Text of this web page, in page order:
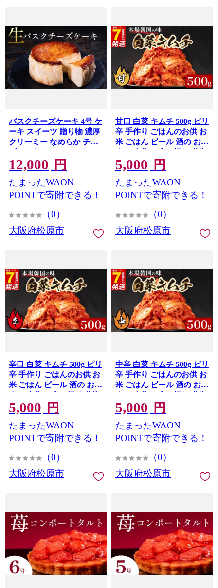
バスクチーズケーキ 4号 ケ
ーキ スイーツ 贈り物 濃厚
クリーミー なめらか チー
ズケーキ ホールケーキ デ
ザート 洋菓子 おやつ お取
り寄せ ギフト プレゼント
誕生日 記念日 パーティー
大阪府 松原市
12,000 円
たまったWAON
POINTで寄附できる！
（0）
大阪府松原市
甘口 白菜 キムチ 500g ピリ
辛 手作り ごはんのお供 お
米 ごはん ビール 酒の おつ
まみ 小分け 食べ切り 北海
道 昆布 国産 煮干し りんご
桃 果物 使用 漬け物 特製
新鮮 野菜 父の日 BBQ 焼
肉 キムチ鍋 キムチチャー
屋
5,000 円
たまったWAON
POINTで寄附できる！
（0）
大阪府松原市
辛口 白菜 キムチ 500g ピリ
辛 手作り ごはんのお供 お
米 ごはん ビール 酒の おつ
まみ 小分け 食べ切り 北海
道 昆布 国産 煮干し りんご
桃 果物 使用 漬け物 特製
新鮮 野菜 父の日 BBQ 焼
肉 キムチ鍋 キムチチャー
屋
5,000 円
たまったWAON
POINTで寄附できる！
（0）
大阪府松原市
中辛 白菜 キムチ 500g ピリ
辛 手作り ごはんのお供 お
米 ごはん ビール 酒の おつ
まみ 小分け 食べ切り 北海
道 昆布 国産 煮干し りんご
桃 果物 使用 漬け物 特製
新鮮 野菜 父の日 BBQ 焼
肉 キムチ鍋 キムチチャー
屋
5,000 円
たまったWAON
POINTで寄附できる！
（0）
大阪府松原市